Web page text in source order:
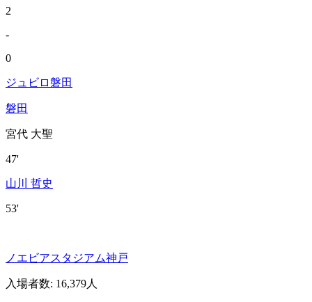
2
-
0
ジュビロ磐田
磐田
宮代 大聖
47'
山川 哲史
53'
ノエビアスタジアム神戸
入場者数: 16,379人